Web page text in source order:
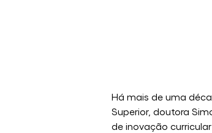
Há mais de uma
Superior, doutora
de inovação